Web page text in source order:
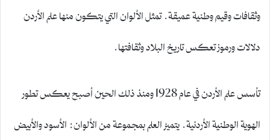
وثقافات وقيم وطنية عميقة. تمثل الألوان التي يتكون منها علم الأردن
دلالات ورموز تعكس تاريخ البلاد وثقافتها.
تأسس علم الأردن في عام 1928 ومنذ ذلك الحين أصبح يعكس تطور
الهوية الوطنية الأردنية. يتميز العلم بمجموعة من الألوان: الأسود والأبيض